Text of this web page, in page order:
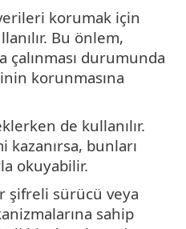
korumak için
Bu önlem,
çalınması durumunda
korunmasına
de kullanılır.
bunları
okuyabilir.
şifreli sürücü veya
sahip